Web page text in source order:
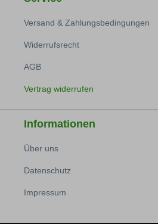
Versand & Zahlungsbedingungen
Widerrufsrecht
AGB
Vertrag widerrufen
Informationen
Über uns
Datenschutz
Impressum